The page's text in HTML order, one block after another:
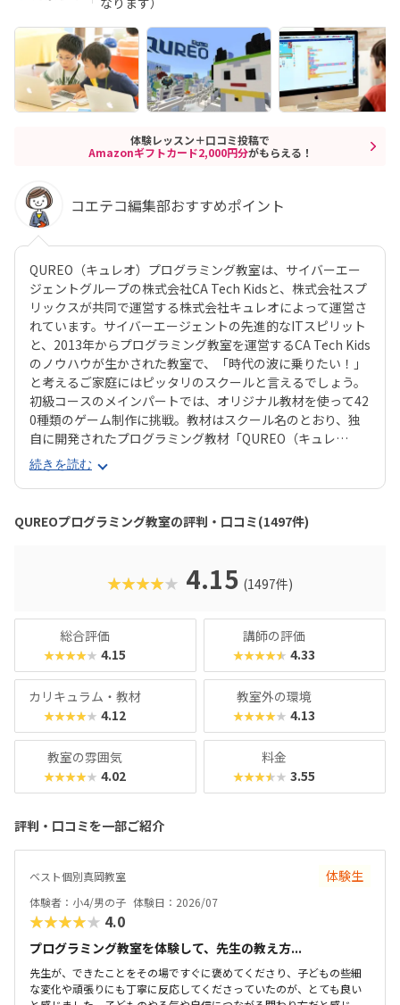
体験レッスン＋口コミ投稿で
Amazonギフトカード2,000円分がもらえる！
コエテコ編集部おすすめポイント
QUREO（キュレオ）プログラミング教室は、サイバーエー
ジェントグループの株式会社CA Tech Kidsと、株式会社スプ
リックスが共同で運営する株式会社キュレオによって運営さ
れています。サイバーエージェントの先進的なITスピリット
と、2013年からプログラミング教室を運営するCA Tech Kids
のノウハウが生かされた教室で、「時代の波に乗りたい！」
と考えるご家庭にはピッタリのスクールと言えるでしょう。
初級コースのメインパートでは、オリジナル教材を使って42
0種類のゲーム制作に挑戦。教材はスクール名のとおり、独
自に開発されたプログラミング教材「QUREO（キュレ
オ）」です。スマホゲームのような感覚でサクサク進められ
るのに、本格的な内容が学べるのが魅力。子どもにとっても
「やらされている感」がないので、楽しくゲームをクリアし
ていくようなペースでどんどん学習を進めていけます。教材
のデザイン性も高く、実際にスマホゲーム開発で使用されて
クに慣れている今の子どもでも、「安っぽい」「子どもっぽ
い」と思わず勉強に取り組めるでしょう。学習結果は通信簿
続きを読む
QUREOプログラミング教室の評判・口コミ(1497件)
★★★★★ 4.15 (1497件)
総合評価
★★★★★ 4.15
講師の評価
★★★★★ 4.33
カリキュラム・教材
★★★★★ 4.12
教室外の環境
★★★★★ 4.13
教室の雰囲気
★★★★★ 4.02
料金
★★★★★ 3.55
評判・口コミを一部ご紹介
ベスト個別真岡教室 体験生
体験者：小4/男の子 体験日：2026/07
★★★★★ 4.0
プログラミング教室を体験して、先生の教え方...
先生が、できたことをその場ですぐに褒めてくださり、子どもの些細
な変化や頑張りにも丁寧に反応してくださっていたのが、とても良い